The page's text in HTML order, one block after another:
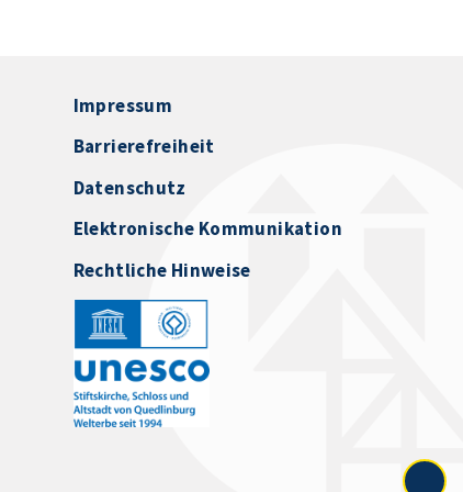
Impressum
Barrierefreiheit
Datenschutz
Elektronische Kommunikation
Rechtliche Hinweise